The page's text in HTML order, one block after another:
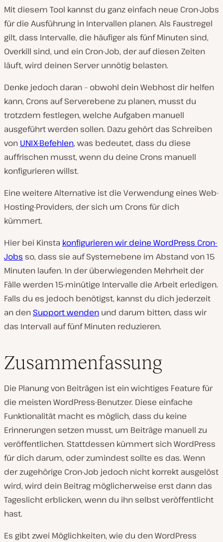
Mit diesem Tool kannst du ganz einfach neue Cron-Jobs
für die Ausführung in Intervallen planen. Als Faustregel
gilt, dass Intervalle, die häufiger als fünf Minuten sind,
Overkill sind, und ein Cron-Job, der auf diesen Zeiten
läuft, wird deinen Server unnötig belasten.
Denke jedoch daran – obwohl dein Webhost dir helfen
kann, Crons auf Serverebene zu planen, musst du
trotzdem festlegen, welche Aufgaben manuell
ausgeführt werden sollen. Dazu gehört das Schreiben
von UNIX-Befehlen, was bedeutet, dass du diese
auffrischen musst, wenn du deine Crons manuell
konfigurieren willst.
Eine weitere Alternative ist die Verwendung eines Web-
Hosting-Providers, der sich um Crons für dich
kümmert.
Hier bei Kinsta konfigurieren wir deine WordPress Cron-
Jobs so, dass sie auf Systemebene im Abstand von 15
Minuten laufen. In der überwiegenden Mehrheit der
Fälle werden 15-minütige Intervalle die Arbeit erledigen.
Falls du es jedoch benötigst, kannst du dich jederzeit
an den Support wenden und darum bitten, dass wir
das Intervall auf fünf Minuten reduzieren.
Zusammenfassung
Die Planung von Beiträgen ist ein wichtiges Feature für
die meisten WordPress-Benutzer. Diese einfache
Funktionalität macht es möglich, dass du keine
Erinnerungen setzen musst, um Beiträge manuell zu
veröffentlichen. Stattdessen kümmert sich WordPress
für dich darum, oder zumindest sollte es das. Wenn
der zugehörige Cron-Job jedoch nicht korrekt ausgelöst
wird, wird dein Beitrag möglicherweise erst dann das
Tageslicht erblicken, wenn du ihn selbst veröffentlicht
hast.
Es gibt zwei Möglichkeiten, wie du den WordPress